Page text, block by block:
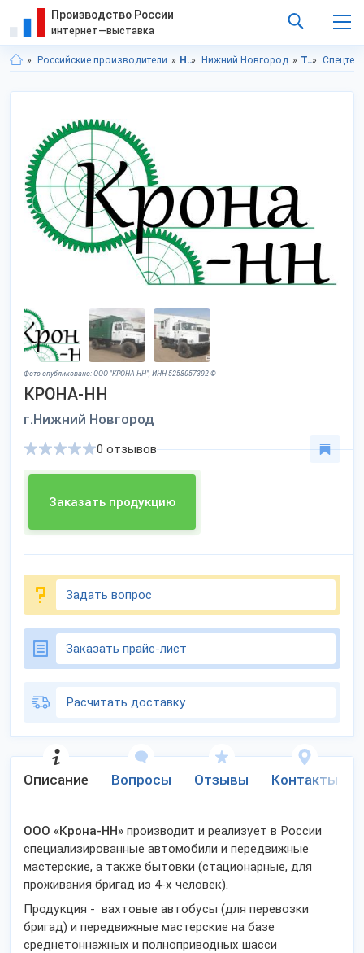
Производство России
интернет—выставка
Российские производители Нижегородская область Нижний Новгород Транспорт, техника, запчасти
Фото опубликовано: ООО "КРОНА-НН", ИНН 5258057392 ©
КРОНА-НН
г.Нижний Новгород
Заказать продукцию
0 отзывов
Задать вопрос
Заказать прайс-лист
Расчитать доставку
Описание Вопросы Отзывы Контакты
ООО «Крона-НН» производит и реализует в России
специализированные автомобили и передвижные
мастерские, а также бытовки (стационарные, для
проживания бригад из 4-х человек).
Продукция - вахтовые автобусы (для перевозки
бригад) и передвижные мастерские на базе
среднетоннажных и полноприводных шасси